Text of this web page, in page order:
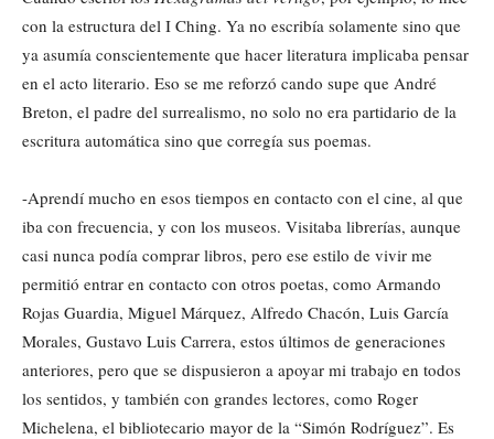
con la estructura del I Ching. Ya no escribía solamente sino que
ya asumía conscientemente que hacer literatura implicaba pensar
en el acto literario. Eso se me reforzó cando supe que André
Breton, el padre del surrealismo, no solo no era partidario de la
escritura automática sino que corregía sus poemas.
-Aprendí mucho en esos tiempos en contacto con el cine, al que
iba con frecuencia, y con los museos. Visitaba librerías, aunque
casi nunca podía comprar libros, pero ese estilo de vivir me
permitió entrar en contacto con otros poetas, como Armando
Rojas Guardia, Miguel Márquez, Alfredo Chacón, Luis García
Morales, Gustavo Luis Carrera, estos últimos de generaciones
anteriores, pero que se dispusieron a apoyar mi trabajo en todos
los sentidos, y también con grandes lectores, como Roger
Michelena, el bibliotecario mayor de la “Simón Rodríguez”. Es